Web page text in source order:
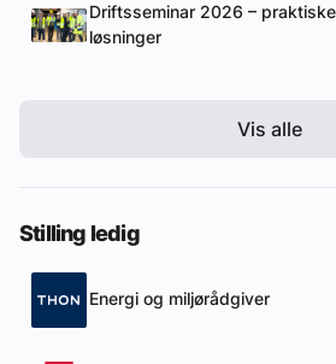
Driftsseminar 2026 –
løsninger
Vis alle
Stilling ledig
Energi og miljørådgiver